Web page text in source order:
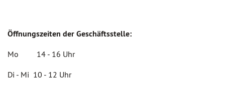
Öffnungszeiten der Geschäftsstelle:
Mo 14 - 16 Uhr
Di - Mi 10 - 12 Uhr